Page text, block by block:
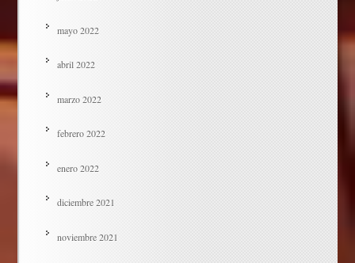
mayo 2022
abril 2022
marzo 2022
febrero 2022
enero 2022
diciembre 2021
noviembre 2021